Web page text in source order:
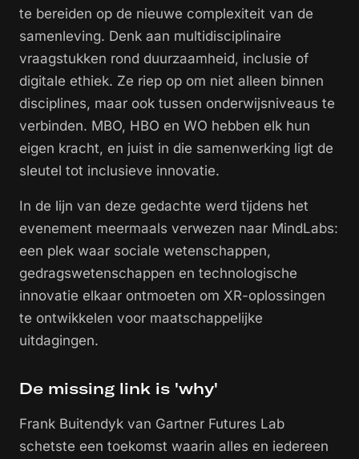
te bereiden op de nieuwe complexiteit van de
samenleving. Denk aan multidisciplinaire
vraagstukken rond duurzaamheid, inclusie of
digitale ethiek. Ze riep op om niet alleen binnen
disciplines, maar ook tussen onderwijsniveaus te
verbinden. MBO, HBO en WO hebben elk hun
eigen kracht, en juist in die samenwerking ligt de
sleutel tot inclusieve innovatie.
In de lijn van deze gedachte werd tijdens het
evenement meermaals verwezen naar MindLabs:
een plek waar sociale wetenschappen,
gedragswetenschappen en technologische
innovatie elkaar ontmoeten om XR-oplossingen
te ontwikkelen voor maatschappelijke
uitdagingen.
De missing link is 'why'
Frank Buitendyk van Gartner Futures Lab
schetste een toekomst waarin alles en iedereen